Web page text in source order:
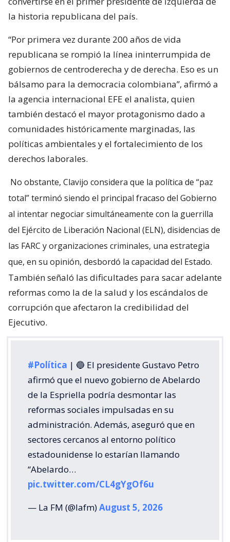
la historia republicana del país.
“Por primera vez durante 200 años de vida
republicana se rompió la línea ininterrumpida de
gobiernos de centroderecha y de derecha. Eso es un
bálsamo para la democracia colombiana”, afirmó a
la agencia internacional EFE el analista, quien
también destacó el mayor protagonismo dado a
comunidades históricamente marginadas, las
políticas ambientales y el fortalecimiento de los
derechos laborales.
No obstante, Clavijo considera que la política de “paz
total” terminó siendo el principal fracaso del Gobierno
al intentar negociar simultáneamente con la guerrilla
del Ejército de Liberación Nacional (ELN), disidencias de
las FARC y organizaciones criminales, una estrategia
que, en su opinión, desbordó la capacidad del Estado.
También señaló las dificultades para sacar adelante
reformas como la de la salud y los escándalos de
corrupción que afectaron la credibilidad del
Ejecutivo.
#Política | 🔵 El presidente Gustavo Petro
afirmó que el nuevo gobierno de Abelardo
de la Espriella podría desmontar las
reformas sociales impulsadas en su
administración. Además, aseguró que en
sectores cercanos al entorno político
estadounidense lo estarían llamando
“Abelardo…
pic.twitter.com/CL4gYgOf6u
— La FM (@lafm)August 5, 2026